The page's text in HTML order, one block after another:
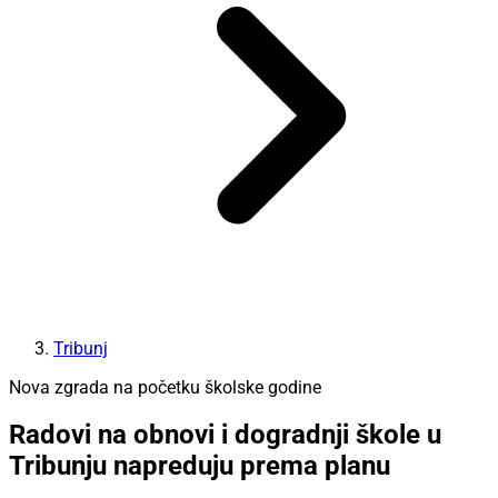
Tribunj
Nova zgrada na početku školske godine
Radovi na obnovi i dogradnji škole u
Tribunju napreduju prema planu